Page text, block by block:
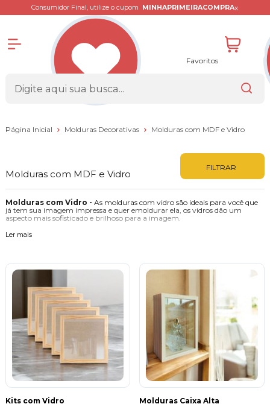
Consumidor Final, utilize o cupom MINHAPRIMEIRACOMPRAx
Favoritos
Página Inicial Molduras Decorativas Molduras com MDF e Vidro
Molduras com MDF e Vidro
FILTRAR
Molduras com Vidro - As molduras com vidro são ideais para você que
já tem sua imagem impressa e quer emoldurar ela, os vidros dão um
aspecto mais sofisticado e brilhoso para a imagem.
O que você pode emoldurar?
eternizados.
3 - Desenhos: Você que adora desenhar ou que quer guardar uma
moldura e deixe visível para sempre lembrar : )
4 - Folhas secas: Folhas secas? isso mesmo, de uma volta no parque, pegue
a maior folha seca que você achar a faça um sanduíche entre o vidro e
fundo, uma decoração única.
5 - Lembranças: Recortes de jornais, revistas, entradas de shows e cinemas.
Lembre-se sempre que a decoração do seu lar é um reflexo da sua
personalidade, então coloque ela para fora, mostre quem você é
Estamos aqui para te ajudar, qualquer dúvida nos chame no whats ou
email : )
Ler mais
Kits com Vidro Molduras Caixa Alta